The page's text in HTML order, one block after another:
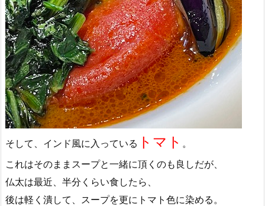
そして、インド風に入っている トマト 。
これはそのままスープと一緒に頂くのも良しだが、
仏太は最近、半分くらい食したら、
後は軽く潰して、スープを更にトマト色に染める。